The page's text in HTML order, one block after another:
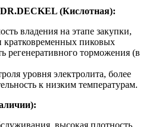
(Кислотная):
владения на этапе закупки,
кратковременных пиковых
регенеративного торможения (в
уровня электролита, более
к низким температурам.
высокая плотность